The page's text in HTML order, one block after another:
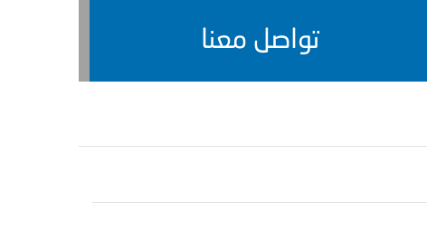
تواصل معنا